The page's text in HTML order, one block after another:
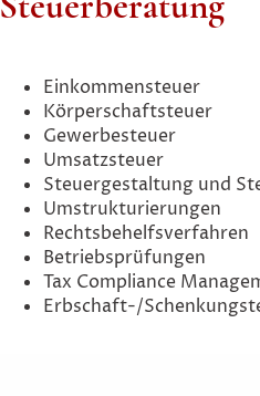
Einkommensteuer
Körperschaftsteuer
Gewerbesteuer
Umsatzsteuer
Steuergestaltung und
Umstrukturierungen
Rechtsbehelfsverfahren
Betriebsprüfungen
Tax Compliance
Erbschaft-/